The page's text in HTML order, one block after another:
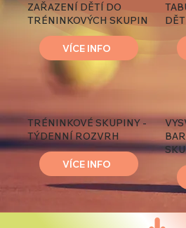
ZAŘAZENÍ DĚTÍ DO
TRÉNINKOVÝCH SKUPIN
VÍCE INFO
TRÉNINKOVÉ SKUPINY -
TÝDENNÍ ROZVRH
VÍCE INFO